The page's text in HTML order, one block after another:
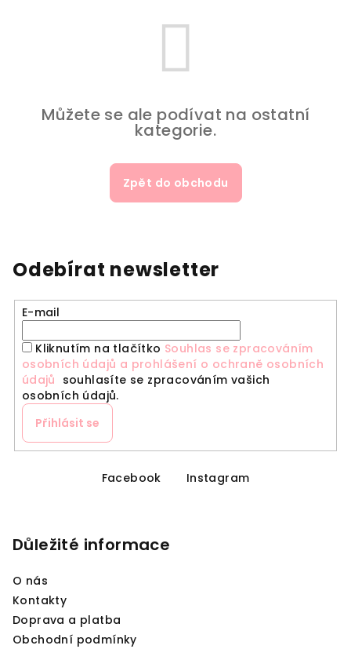
Můžete se ale podívat na ostatní
kategorie.
Zpět do obchodu
Odebírat newsletter
E-mail
Kliknutím na tlačítko Souhlas se zpracováním
osobních údajů a prohlášení o ochraně osobních
údajů souhlasíte se zpracováním vašich
osobních údajů.
Přihlásit se
Facebook Instagram
Důležité informace
O nás
Kontakty
Doprava a platba
Obchodní podmínky